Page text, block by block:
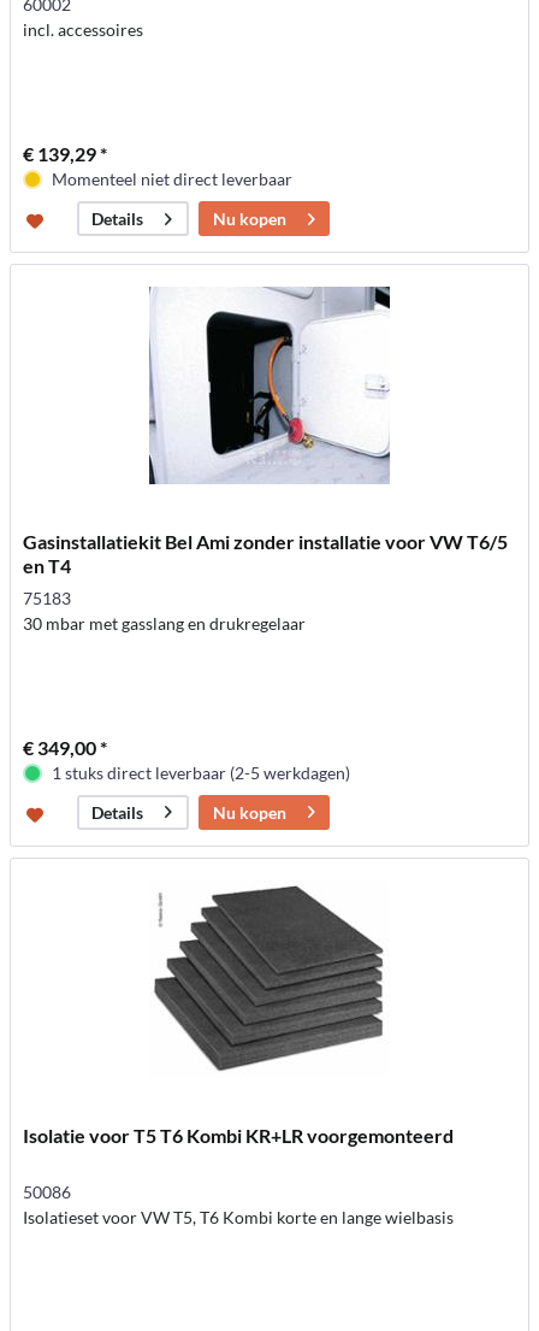
60002
incl. accessoires
€ 139,29 *
Momenteel niet direct leverbaar
Details
Nu kopen
Gasinstallatiekit Bel Ami zonder installatie voor VW T6/5
en T4
75183
30 mbar met gasslang en drukregelaar
€ 349,00 *
1 stuks direct leverbaar (2-5 werkdagen)
Details
Nu kopen
Isolatie voor T5 T6 Kombi KR+LR voorgemonteerd
50086
Isolatieset voor VW T5, T6 Kombi korte en lange wielbasis